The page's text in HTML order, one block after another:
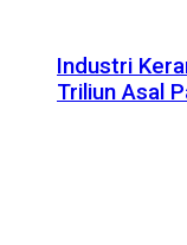
Industri
Triliun Asal